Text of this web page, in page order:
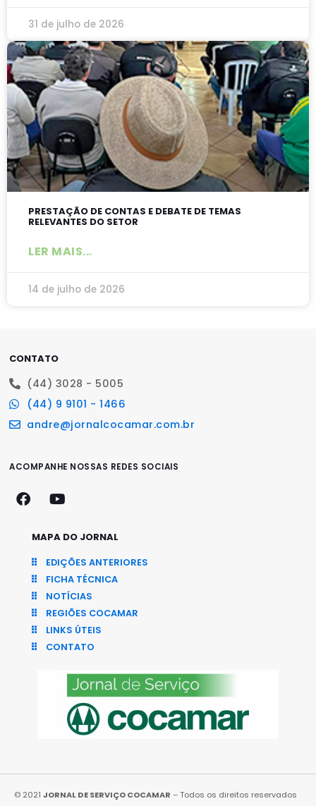
31 de julho de 2026
PRESTAÇÃO DE CONTAS E DEBATE DE TEMAS
RELEVANTES DO SETOR
LER MAIS...
14 de julho de 2026
CONTATO
(44) 3028 - 5005
(44) 9 9101 - 1466
andre@jornalcocamar.com.br
ACOMPANHE NOSSAS REDES SOCIAIS
MAPA DO JORNAL
EDIÇÕES ANTERIORES
FICHA TÉCNICA
NOTÍCIAS
REGIÕES COCAMAR
LINKS ÚTEIS
CONTATO
© 2021 JORNAL DE SERVIÇO COCAMAR – Todos os direitos reservados